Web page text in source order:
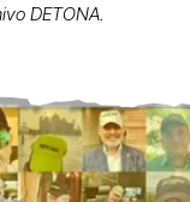
DETONA.